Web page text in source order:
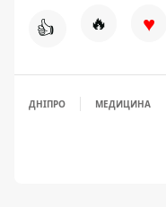
👍 🔥 ♥
ДНІПРО МЕДИЦИНА